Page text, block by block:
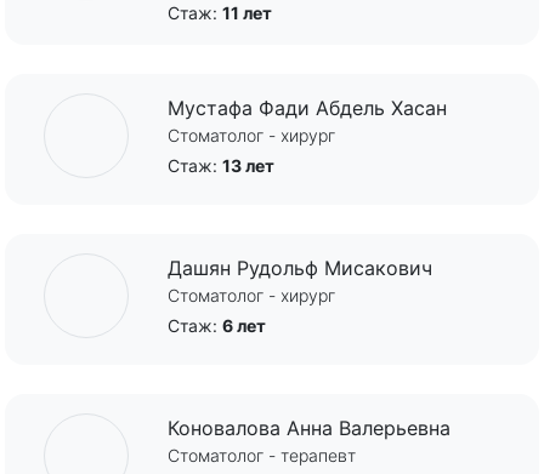
Стаж: 11 лет
Мустафа Фади Абдель Хасан
Стоматолог - хирург
Стаж: 13 лет
Дашян Рудольф Мисакович
Стоматолог - хирург
Стаж: 6 лет
Коновалова Анна Валерьевна
Стоматолог - терапевт